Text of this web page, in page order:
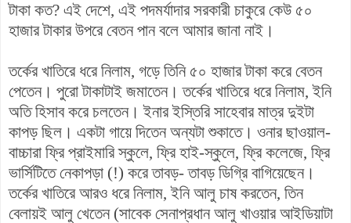
টাকা কত? এই দেশে, এই পদমর্যাদার সরকারী চাকুরে কেউ ৫০
হাজার টাকার উপরে বেতন পান বলে আমার জানা নাই।
তর্কের খাতিরে ধরে নিলাম, গড়ে তিনি ৫০ হাজার টাকা করে বেতন
পেতেন। পুরো টাকাটাই জমাতেন। তর্কের খাতিরে ধরে নিলাম, ইনি
অতি হিসাব করে চলতেন। ইনার ইস্তিরি সাহেবার মাত্র দুইটা
কাপড় ছিল। একটা গায়ে দিতেন অন্যটা শুকাতে। ওনার ছাওয়াল-
বাচ্চারা ফ্রি প্রাইমারি স্কুলে, ফ্রি হাই-স্কুলে, ফ্রি কলেজে, ফ্রি
ভার্সিটিতে নেকাপড়া (!) করে তাবড়- তাবড় ডিগ্রি বাগিয়েছেন।
তর্কের খাতিরে আরও ধরে নিলাম, ইনি আলু চাষ করতেন, তিন
বেলায়ই আলু খেতেন (সাবেক সেনাপ্রধান আলু খাওয়ার আইডিয়াটা